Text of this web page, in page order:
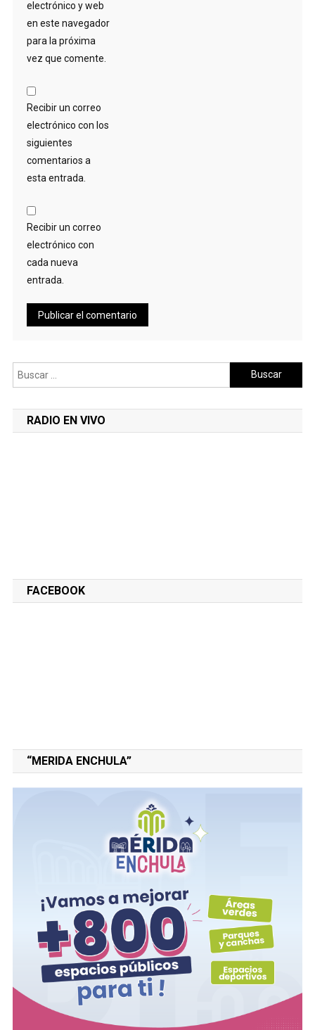
electrónico y web
en este navegador
para la próxima
vez que comente.
Recibir un correo
electrónico con los
siguientes
comentarios a
esta entrada.
Recibir un correo
electrónico con
cada nueva
entrada.
Buscar:
RADIO EN VIVO
FACEBOOK
“MERIDA ENCHULA”